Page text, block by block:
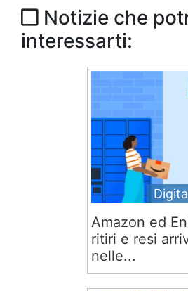
Notizie che
interessarti:
Amazon ed
ritiri e resi
nelle...